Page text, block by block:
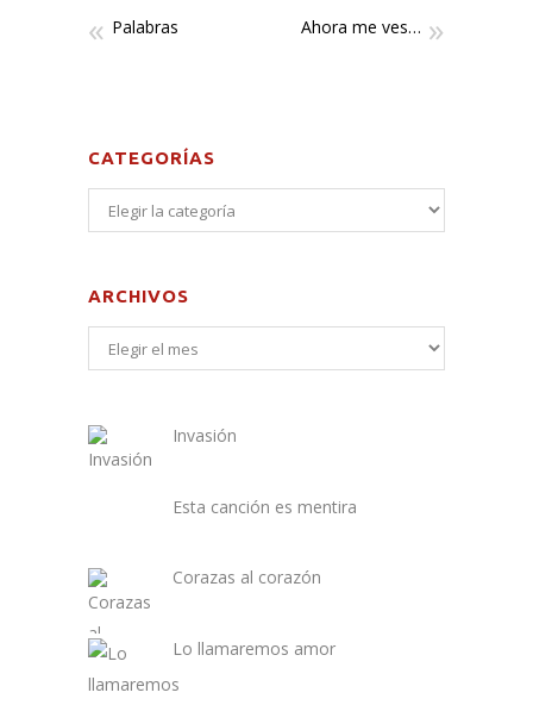
Palabras Ahora me ves…
CATEGORÍAS
ARCHIVOS
Invasión
Esta canción es mentira
Corazas al corazón
Lo llamaremos amor